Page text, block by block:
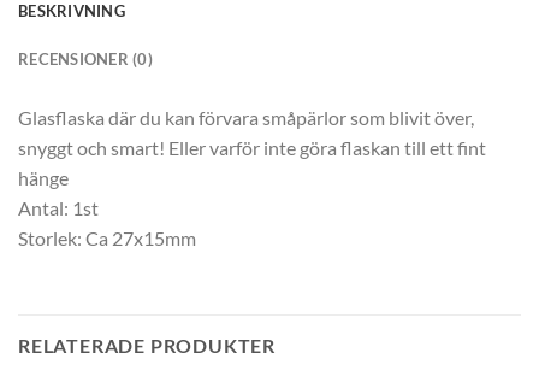
BESKRIVNING
RECENSIONER (0)
Glasflaska där du kan förvara småpärlor som blivit över,
snyggt och smart! Eller varför inte göra flaskan till ett fint
hänge
Antal: 1st
Storlek: Ca 27x15mm
RELATERADE PRODUKTER